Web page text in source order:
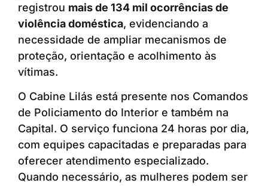
registrou mais de 134 mil ocorrências de
violência doméstica, evidenciando a
necessidade de ampliar mecanismos de
proteção, orientação e acolhimento às
vítimas.
O Cabine Lilás está presente nos Comandos
de Policiamento do Interior e também na
Capital. O serviço funciona 24 horas por dia,
com equipes capacitadas e preparadas para
oferecer atendimento especializado.
Quando necessário, as mulheres podem ser